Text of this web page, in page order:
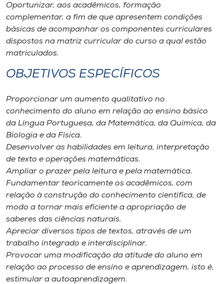
Museu
Unoesc
Selecione
o idioma
A+
A-
Oportunizar, aos acadêmicos, formação
complementar, a fim de que apresentem condições
básicas de acompanhar os componentes curriculares
dispostos na matriz curricular do curso a qual estão
matriculados.
OBJETIVOS ESPECÍFICOS
Proporcionar um aumento qualitativo no
conhecimento do aluno em relação ao ensino básico
da Língua Portuguesa, da Matemática, da Química, da
Biologia e da Física.
Desenvolver as habilidades em leitura, interpretação
de texto e operações matemáticas.
Ampliar o prazer pela leitura e pela matemática.
Fundamentar teoricamente os acadêmicos, com
relação à construção do conhecimento cientifica, de
modo a tornar mais eficiente a apropriação de
saberes das ciências naturais.
Apreciar diversos tipos de textos, através de um
trabalho integrado e interdisciplinar.
Provocar uma modificação da atitude do aluno em
relação ao processo de ensino e aprendizagem, isto é,
estimular a autoaprendizagem.